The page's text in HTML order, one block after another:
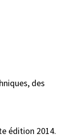
des
édition 2014.